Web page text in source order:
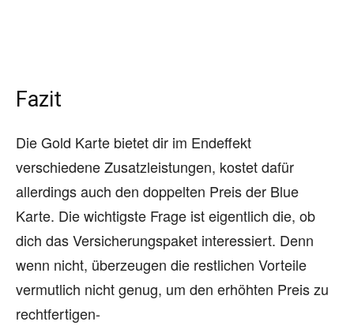
Fazit
Die Gold Karte bietet dir im Endeffekt
verschiedene Zusatzleistungen, kostet dafür
allerdings auch den doppelten Preis der Blue
Karte. Die wichtigste Frage ist eigentlich die, ob
dich das Versicherungspaket interessiert. Denn
wenn nicht, überzeugen die restlichen Vorteile
vermutlich nicht genug, um den erhöhten Preis zu
rechtfertigen-